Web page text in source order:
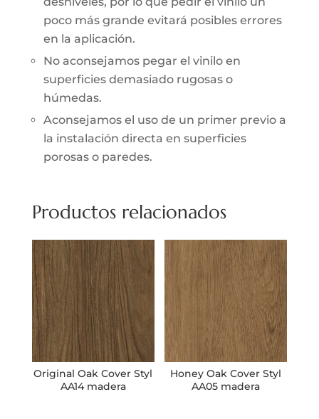
poco más grande evitará posibles errores
en la aplicación.
No aconsejamos pegar el vinilo en
superficies demasiado rugosas o
húmedas.
Aconsejamos el uso de un primer previo a
la instalación directa en superficies
porosas o paredes.
Productos relacionados
Original Oak Cover Styl
AA14 madera
Honey Oak Cover Styl
AA05 madera